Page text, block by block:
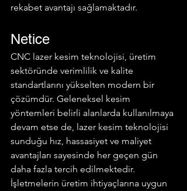
rekabet avantajı sağlamaktadır.
Netice
CNC lazer kesim teknolojisi, üretim
sektöründe verimlilik ve kalite
standartlarını yükselten modern bir
çözümdür. Geleneksel kesim
yöntemleri belirli alanlarda kullanılmaya
devam etse de, lazer kesim teknolojisi
sunduğu hız, hassasiyet ve maliyet
avantajları sayesinde her geçen gün
daha fazla tercih edilmektedir.
İşletmelerin üretim ihtiyaçlarına uygun